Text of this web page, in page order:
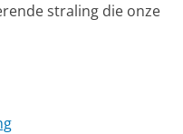
straling die onze